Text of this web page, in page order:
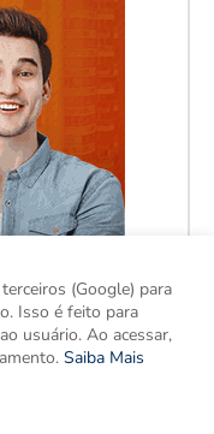
(Google) para
Isso é feito para
usuário. Ao acessar,
Saiba Mais